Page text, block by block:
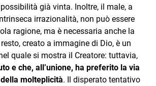
già vinta. Inoltre, il male, a
irrazionalità, non può essere
ragione, ma è necessaria anche la
resto, creato a immagine di Dio, è un
quale si mostra il Creatore: tuttavia,
e che, all’unione, ha preferito la via
molteplicità. Il disperato tentativo